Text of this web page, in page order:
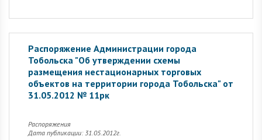
Распоряжение Администрации города
Тобольска "Об утверждении схемы
размещения нестационарных торговых
объектов на территории города Тобольска" от
31.05.2012 № 11рк
Распоряжения
Дата публикации: 31.05.2012г.